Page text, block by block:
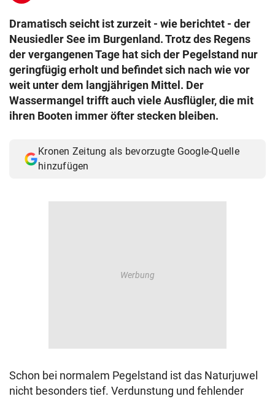
search
eingeben
© Krone Multimedia GmbH & Co KG 2026
Muthgasse 2, 1190 Wien
Dramatisch seicht ist zurzeit - wie berichtet - der
Neusiedler See im Burgenland. Trotz des Regens
der vergangenen Tage hat sich der Pegelstand nur
geringfügig erholt und befindet sich nach wie vor
weit unter dem langjährigen Mittel. Der
Wassermangel trifft auch viele Ausflügler, die mit
ihren Booten immer öfter stecken bleiben.
Kronen Zeitung als bevorzugte Google-Quelle
hinzufügen
Schon bei normalem Pegelstand ist das Naturjuwel
nicht besonders tief. Verdunstung und fehlender